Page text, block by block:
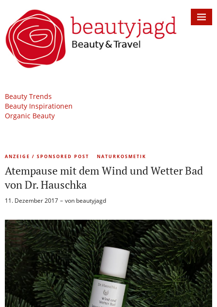
Beauty Trends
Beauty Inspirationen
Organic Beauty
ANZEIGE / SPONSORED POST NATURKOSMETIK
Atempause mit dem Wind und Wetter Bad
von Dr. Hauschka
11. Dezember 2017 von beautyjagd